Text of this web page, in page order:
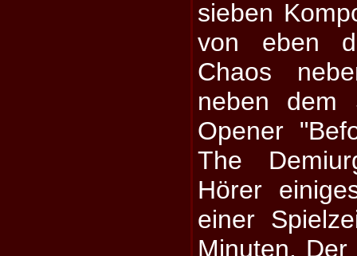
sieben
von eben
Chaos
neben dem
Opener
The
Hörer
einer
Minuten.